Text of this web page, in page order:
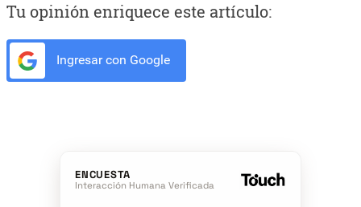
Tu opinión enriquece este artículo:
Ingresar con Google
ENCUESTA
Interacción Humana Verificada